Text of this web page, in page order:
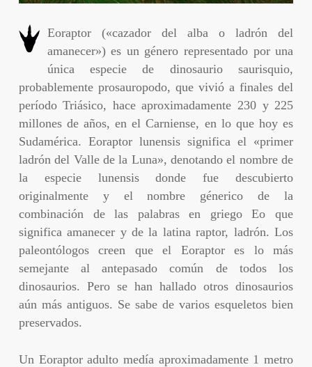
Eoraptor («cazador del alba o ladrón del
amanecer») es un género representado por una
única especie de dinosaurio saurisquio,
probablemente prosauropodo, que vivió a finales del
período Triásico, hace aproximadamente 230 y 225
millones de años, en el Carniense, en lo que hoy es
Sudamérica. Eoraptor lunensis significa el «primer
ladrón del Valle de la Luna», denotando el nombre de
la especie lunensis donde fue descubierto
originalmente y el nombre génerico de la
combinación de las palabras en griego Eo que
significa amanecer y de la latina raptor, ladrón. Los
paleontólogos creen que el Eoraptor es lo más
semejante al antepasado común de todos los
dinosaurios. Pero se han hallado otros dinosaurios
aún más antiguos. Se sabe de varios esqueletos bien
preservados.
Un Eoraptor adulto medía aproximadamente 1 metro